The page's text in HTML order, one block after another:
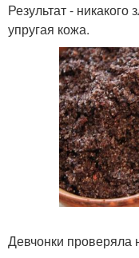
Результат -
упругая кожа.
Девчонки проверяла